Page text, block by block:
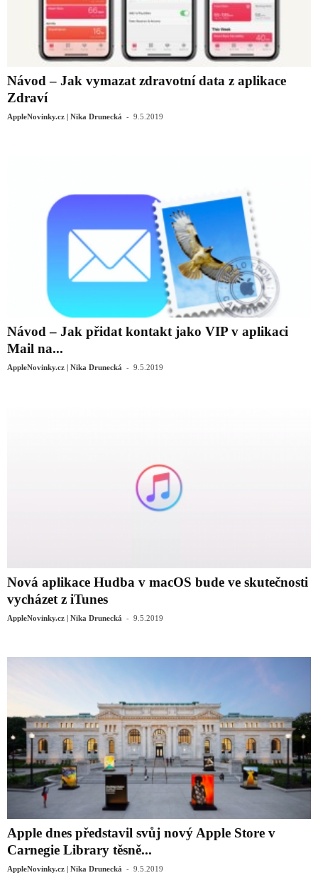
Návod – Jak vymazat zdravotní data z aplikace
Zdraví
AppleNovinky.cz | Nika Drunecká - 9.5.2019
Návod – Jak přidat kontakt jako VIP v aplikaci
Mail na...
AppleNovinky.cz | Nika Drunecká - 9.5.2019
Nová aplikace Hudba v macOS bude ve skutečnosti
vycházet z iTunes
AppleNovinky.cz | Nika Drunecká - 9.5.2019
Apple dnes představil svůj nový Apple Store v
Carnegie Library těsně...
AppleNovinky.cz | Nika Drunecká - 9.5.2019